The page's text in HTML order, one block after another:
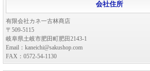
会社住所
有限会社カネ一古林商店
〒509-5115
岐阜県土岐市肥田町肥田2143-1
Email：kaneichi@sakushop.com
FAX：0572-54-1130